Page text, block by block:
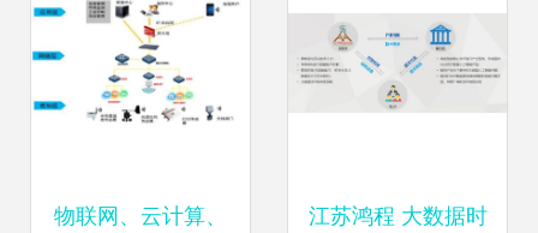
物联网、云计算、 江苏鸿程 大数据时